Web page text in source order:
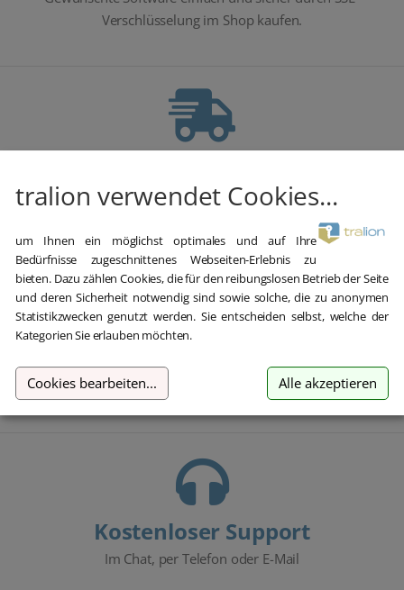
Verschlüsselung im Shop kaufen.
E-Mail Versand und Sofortdownload innerhalb 5-30 Minuten.
Hilfe bei der Installation
Wir bieten Ihnen bei der Erstinstallation kostenlose Hilfe über
Teamviewer an.
Kostenloser Support
Im Chat, per Telefon oder E-Mail
tralion verwendet Cookies...
um Ihnen ein möglichst optimales und auf Ihre
Bedürfnisse zugeschnittenes Webseiten-Erlebnis zu
bieten. Dazu zählen Cookies, die für den reibungslosen Betrieb der Seite
und deren Sicherheit notwendig sind sowie solche, die zu anonymen
Statistikzwecken genutzt werden. Sie entscheiden selbst, welche der
Kategorien Sie erlauben möchten.
Cookies bearbeiten... Alle akzeptieren